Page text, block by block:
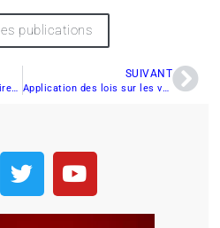
publications
Normand Besner devient directeur général de la FCMQ
SUIVANT
Application des lois sur les véhicules hors route au Nouveau-Brunswick